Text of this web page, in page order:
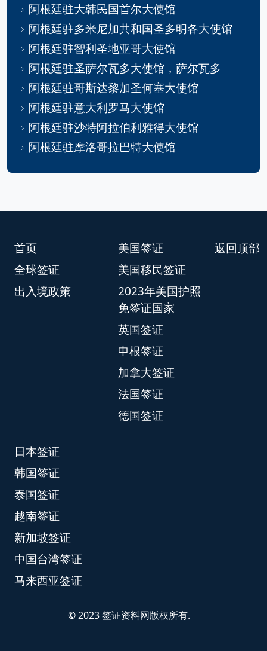
阿根廷驻大韩民国首尔大使馆
阿根廷驻多米尼加共和国圣多明各大使馆
阿根廷驻智利圣地亚哥大使馆
阿根廷驻圣萨尔瓦多大使馆，萨尔瓦多
阿根廷驻哥斯达黎加圣何塞大使馆
阿根廷驻意大利罗马大使馆
阿根廷驻沙特阿拉伯利雅得大使馆
阿根廷驻摩洛哥拉巴特大使馆
返回顶部
首页
全球签证
出入境政策
美国签证
美国移民签证
2023年美国护照
免签证国家
英国签证
申根签证
加拿大签证
法国签证
德国签证
日本签证
韩国签证
泰国签证
越南签证
新加坡签证
中国台湾签证
马来西亚签证
© 2023 签证资料网版权所有.